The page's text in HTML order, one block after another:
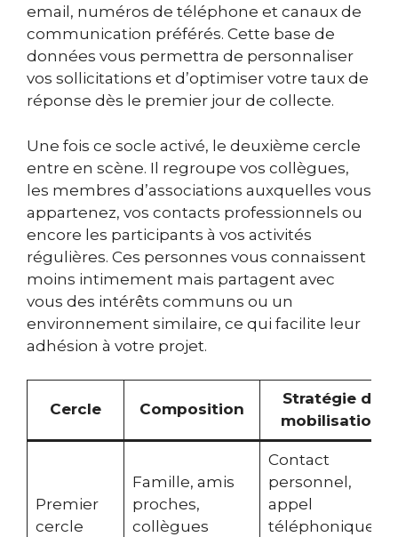
email, numéros de téléphone et canaux de
communication préférés. Cette base de
données vous permettra de personnaliser
vos sollicitations et d’optimiser votre taux de
réponse dès le premier jour de collecte.
Une fois ce socle activé, le deuxième cercle
entre en scène. Il regroupe vos collègues,
les membres d’associations auxquelles vous
appartenez, vos contacts professionnels ou
encore les participants à vos activités
régulières. Ces personnes vous connaissent
moins intimement mais partagent avec
vous des intérêts communs ou un
environnement similaire, ce qui facilite leur
adhésion à votre projet.
Cercle Composition
Stratégie de
mobilisation
Premier
cercle
Famille, amis
proches,
collègues
Contact
personnel,
appel
téléphonique,